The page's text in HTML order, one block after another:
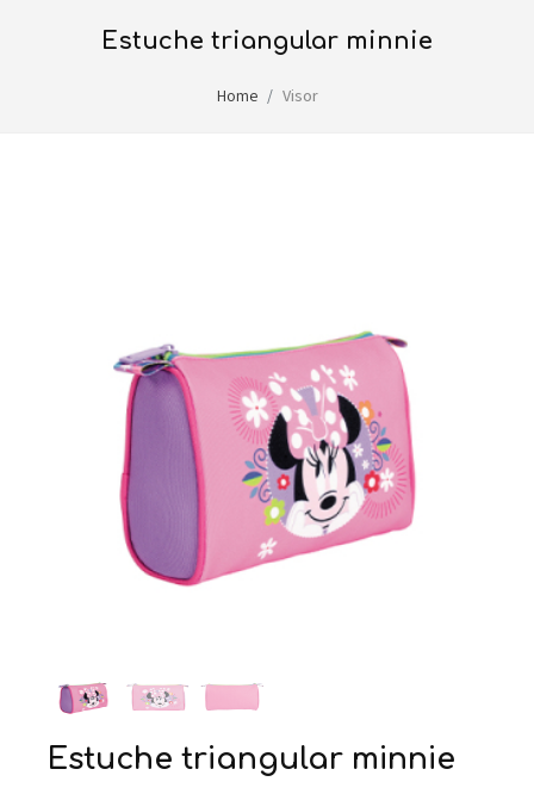
estuche triangular minnie
Home Visor
estuche triangular minnie